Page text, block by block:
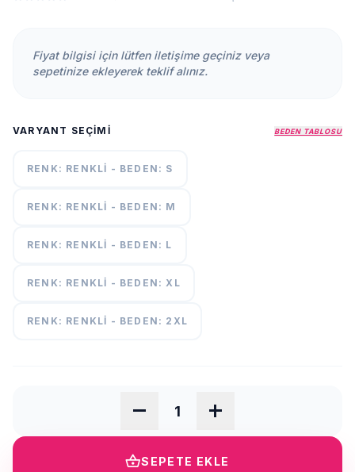
İLETİŞİM
ŞARTLARI
+90
55
Fiyat bilgisi için lütfen iletişime geçiniz veya
sepetinize ekleyerek teklif alınız.
VARYANT SEÇIMI BEDEN TABLOSU
RENK: RENKLI - BEDEN: S
RENK: RENKLI - BEDEN: M
RENK: RENKLI - BEDEN: L
RENK: RENKLI - BEDEN: XL
RENK: RENKLI - BEDEN: 2XL
remove add
shopping_basketSEPETE EKLE